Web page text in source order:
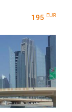
195 EUR